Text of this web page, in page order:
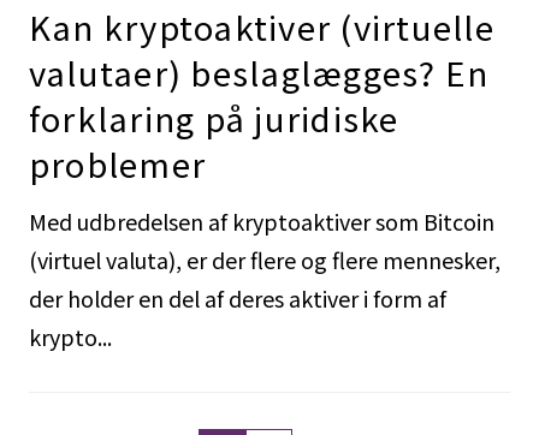
Kan kryptoaktiver (virtuelle
valutaer) beslaglægges? En
forklaring på juridiske
problemer
Med udbredelsen af kryptoaktiver som Bitcoin
(virtuel valuta), er der flere og flere mennesker,
der holder en del af deres aktiver i form af
krypto...